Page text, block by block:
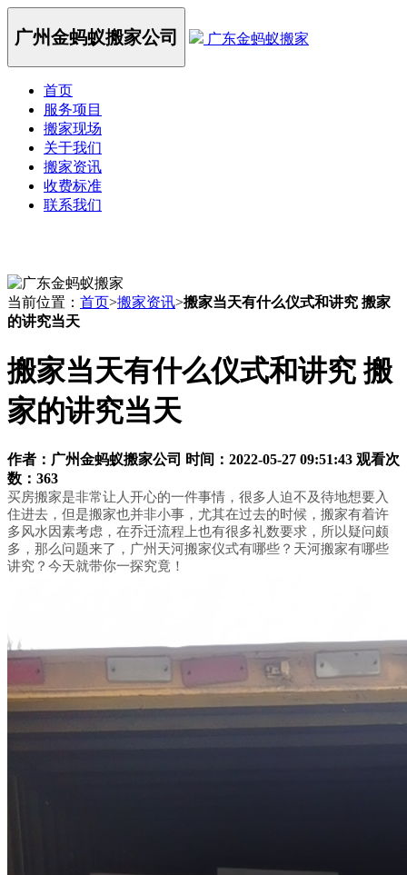
广州金蚂蚁搬家公司 广东金蚂蚁搬家
首页
服务项目
搬家现场
关于我们
搬家资讯
收费标准
联系我们
当前位置： 首页>搬家资讯>搬家当天有什么仪式和讲究 搬家
的讲究当天
搬家当天有什么仪式和讲究 搬
家的讲究当天
作者： 广州金蚂蚁搬家公司 时间：2022-05-27 09:51:43 观看次
数：363
买房搬家是非常让人开心的一件事情，很多人迫不及待地想要入
住进去，但是搬家也并非小事，尤其在过去的时候，搬家有着许
多风水因素考虑，在乔迁流程上也有很多礼数要求，所以疑问颇
多，那么问题来了，广州天河搬家仪式有哪些？天河搬家有哪些
讲究？今天就带你一探究竟！